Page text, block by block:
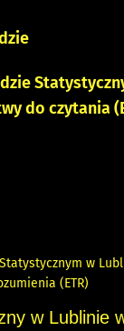
do czytania
w
(ETR)
w Lublinie